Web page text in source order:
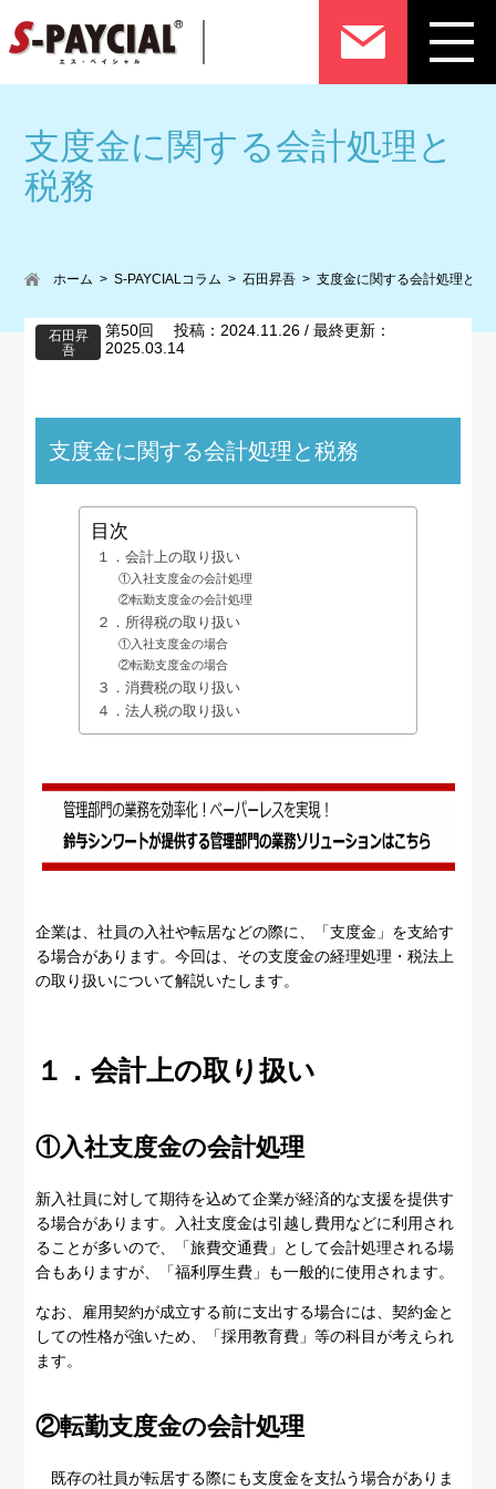
支度金に関する会計処理と
税務
ホーム S-PAYCIALコラム 石田昇吾 支度金に関する会計処理と税
石田昇
吾
第50回 投稿：2024.11.26 / 最終更新：
2025.03.14
支度金に関する会計処理と税務
目次
１．会計上の取り扱い
①入社支度金の会計処理
②転勤支度金の会計処理
２．所得税の取り扱い
①入社支度金の場合
②転勤支度金の場合
３．消費税の取り扱い
４．法人税の取り扱い
企業は、社員の入社や転居などの際に、「支度金」を支給す
る場合があります。今回は、その支度金の経理処理・税法上
の取り扱いについて解説いたします。
１．会計上の取り扱い
①入社支度金の会計処理
新入社員に対して期待を込めて企業が経済的な支援を提供す
る場合があります。入社支度金は引越し費用などに利用され
ることが多いので、「旅費交通費」として会計処理される場
合もありますが、「福利厚生費」も一般的に使用されます。
なお、雇用契約が成立する前に支出する場合には、契約金と
しての性格が強いため、「採用教育費」等の科目が考えられ
ます。
②転勤支度金の会計処理
既存の社員が転居する際にも支度金を支払う場合がありま